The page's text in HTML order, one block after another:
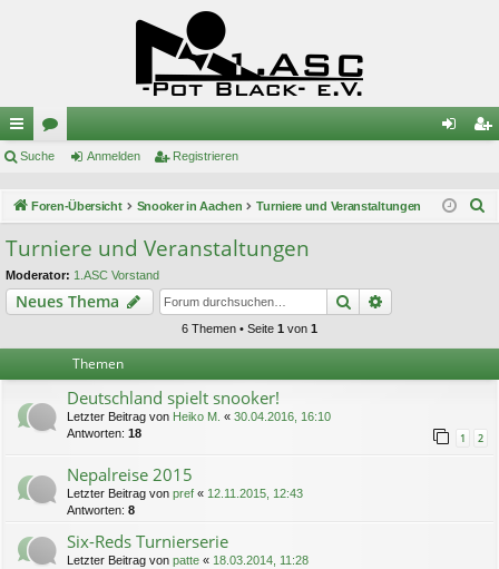
ch
llz
ug
riff
or
el rie
Suche Anmelden Registrieren
Foren-Übersicht Snooker in Aachen Turniere und Veranstaltungen
Turniere und Veranstaltungen
Moderator: 1.ASC Vorstand
Neues Thema Suche
6 Themen • Seite 1 von 1
Themen
Deutschland spielt snooker!
Letzter Beitrag von Heiko M. « 30.04.2016, 16:10
Antworten: 18 1 2
Nepalreise 2015
Letzter Beitrag von pref « 12.11.2015, 12:43
Antworten: 8
Six-Reds Turnierserie
Letzter Beitrag von patte « 18.03.2014, 11:28